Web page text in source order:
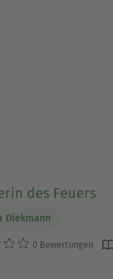
des Feuers
Diekmann
0 Bewertungen